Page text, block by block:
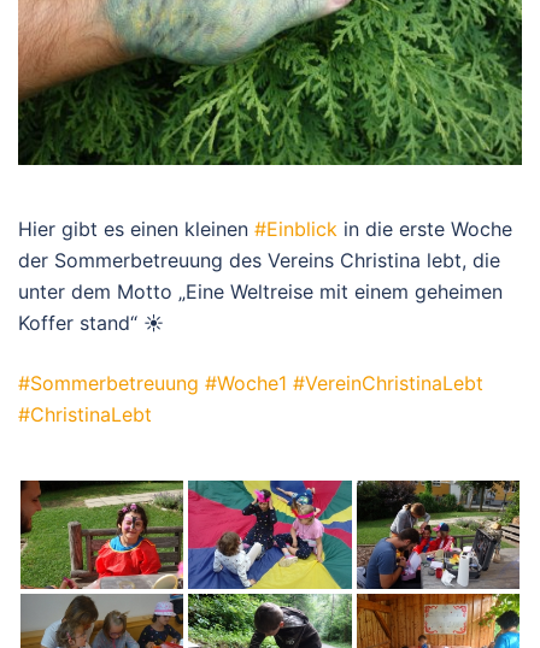
Hier gibt es einen kleinen #Einblick in die erste Woche
der Sommerbetreuung des Vereins Christina lebt, die
unter dem Motto „Eine Weltreise mit einem geheimen
Koffer stand“ ☀️
#Sommerbetreuung #Woche1 #VereinChristinaLebt
#ChristinaLebt